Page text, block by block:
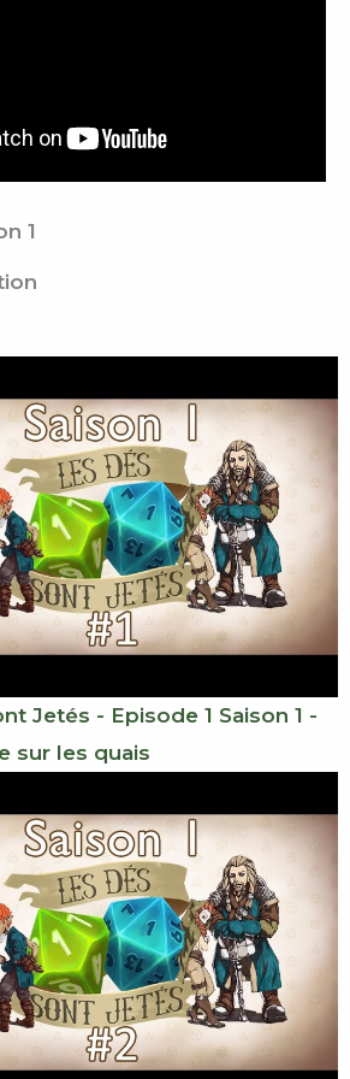
1
Jetés - Episode 1 Saison 1 -
sur les quais